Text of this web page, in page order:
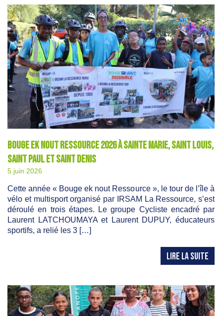
Bouge ek nout Ressource 2026 à Sainte Marie, Saint Louis,
Saint Paul et Saint Denis
5 juin 2026
Cette année « Bouge ek nout Ressource », le tour de l’île à
vélo et multisport organisé par IRSAM La Ressource, s’est
déroulé en trois étapes. Le groupe Cycliste encadré par
Laurent LATCHOUMAYA et Laurent DUPUY, éducateurs
sportifs, a relié les 3 […]
LIRE LA SUITE